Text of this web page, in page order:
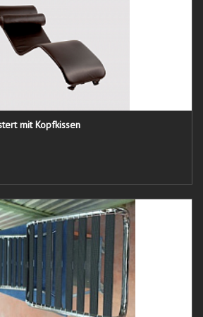
mit Kopfkissen